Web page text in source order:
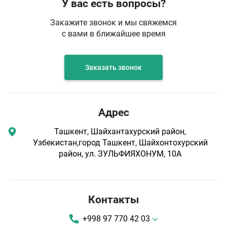
У вас есть вопросы?
Закажите звонок и мы свяжемся
с вами в ближайшее время
Заказать звонок
Адрес
Ташкент, Шайхантахурский район,
Узбекистан,город Ташкент, Шайхонтохурский
район, ул. ЗУЛЬФИЯХОНУМ, 10А
Контакты
+998 97 770 42 03